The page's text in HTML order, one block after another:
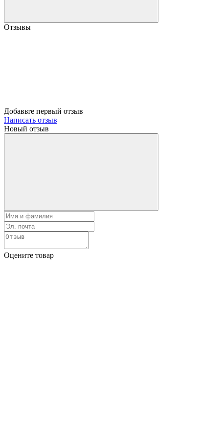
Отзывы
Добавьте первый отзыв
Написать отзыв
Новый отзыв
Оцените товар